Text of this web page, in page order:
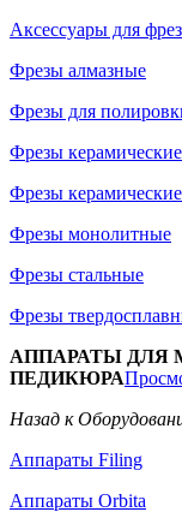
Аксессуары для фрез
Фрезы алмазные
Фрезы для
Фрезы керамические
Фрезы
Фрезы монолитные
Фрезы стальные
Фрезы
АППАРАТЫ ДЛЯ
ПЕДИКЮРА
Назад к
Аппараты Filing
Аппараты Orbita